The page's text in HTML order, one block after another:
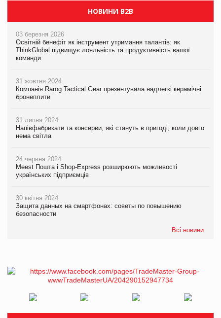
НОВИНИ B2B
03 березня 2026
Освітній бенефіт як інструмент утримання талантів: як
ThinkGlobal підвищує лояльність та продуктивність вашої
команди
31 жовтня 2024
Компанія Rarog Tactical Gear презентувала надлегкі керамічні
бронеплити
31 липня 2024
Напівфабрикати та консерви, які стануть в пригоді, коли довго
нема світла
24 червня 2024
Meest Пошта і Shop-Express розширюють можливості
українських підприємців
30 квітня 2024
Защита данных на смартфонах: советы по повышению
безопасности
Всі новини